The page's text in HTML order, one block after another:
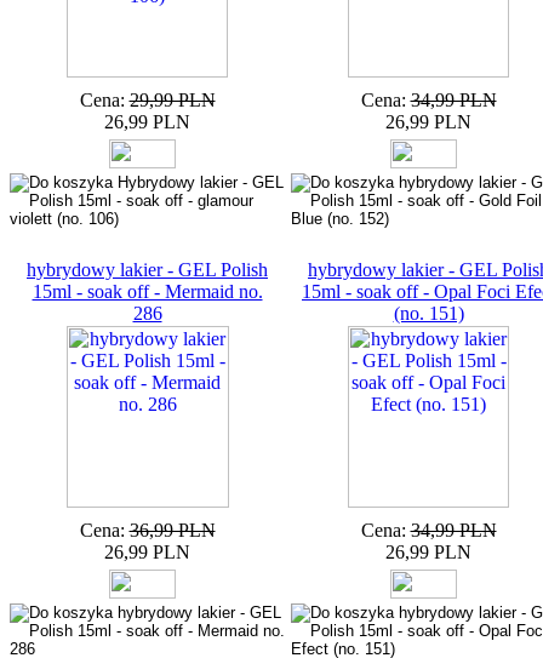
Cena: 29,99 PLN
26,99 PLN
Cena: 34,99 PLN
26,99 PLN
hybrydowy lakier - GEL Polish
15ml - soak off - Mermaid no.
286
Cena: 36,99 PLN
26,99 PLN
hybrydowy lakier - GEL
15ml - soak off - Opal Foci
(no. 151)
Cena: 34,99 PLN
26,99 PLN